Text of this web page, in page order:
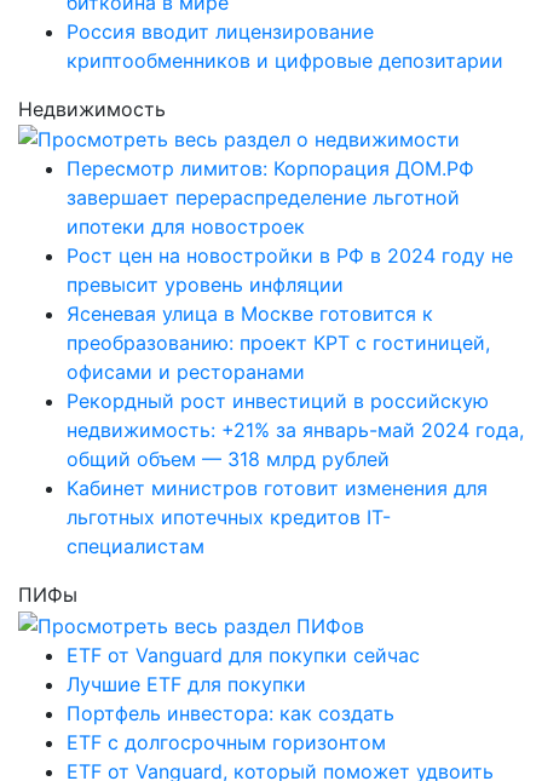
Россия вводит лицензирование
криптообменников и цифровые депозитарии
Недвижимость
Пересмотр лимитов: Корпорация ДОМ.РФ
завершает перераспределение льготной
ипотеки для новостроек
Рост цен на новостройки в РФ в 2024 году не
превысит уровень инфляции
Ясеневая улица в Москве готовится к
преобразованию: проект КРТ с гостиницей,
офисами и ресторанами
Рекордный рост инвестиций в российскую
недвижимость: +21% за январь-май 2024 года,
общий объем — 318 млрд рублей
Кабинет министров готовит изменения для
льготных ипотечных кредитов IT-
специалистам
ПИФы
ETF от Vanguard для покупки сейчас
Лучшие ETF для покупки
Портфель инвестора: как создать
ETF с долгосрочным горизонтом
ETF от Vanguard, который поможет удвоить